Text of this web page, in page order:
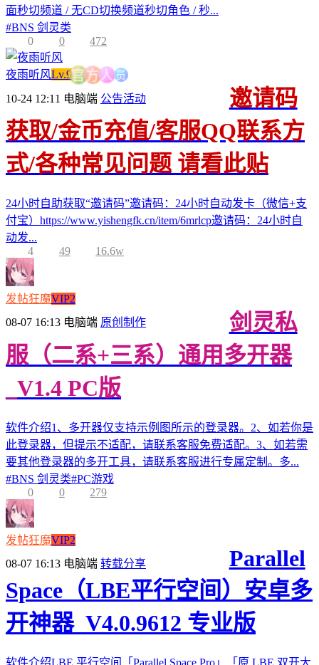
面秒切频道 / 无CD切换频道秒切角色 / 秒...
#BNS 剑灵类
0
0 472
夜雨听风Lv.9官 方 人员
10-24 12:11 电脑端 公告活动
邀请码
获取/金币充值/客服QQ联系方
式/各种常见问题 请看此贴
24小时自助获取“邀请码”邀请码：24小时自动发卡（微信+支
付宝）https://www.yishengfk.cn/item/6mrlcp邀请码：24小时自
动发...
4
49 16.6w
发帖狂魔VIP2
08-07 16:13 电脑端 原创制作
剑灵私
服（二系+三系）通用多开器
_V1.4 PC版
软件介绍1、多开器仅支持示例图所示的登录器。2、如若你是
此登录器，但提示不适配，请联系客服免费适配。3、如若需
要其他登录器的多开工具，请联系客服进行专属定制。多...
#BNS 剑灵类#PC游戏
0
0 279
发帖狂魔VIP2
08-07 16:13 电脑端 转载分享
Parallel
Space（LBE平行空间）安卓多
开神器_V4.0.9612 专业版
软件介绍LBE 平行空间「Parallel Space Pro」「原 LBE 双开大